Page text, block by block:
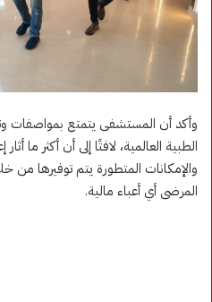
وأكد أن المستشفى يتمتع بمواصفات
الطبية العالمية، لافتًا إلى أن أكثر ما
والإمكانات المتطورة يتم توفيرها من
المرضى أي أعباء مالية.